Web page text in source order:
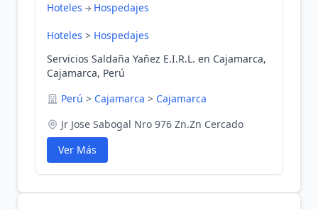
Hoteles Hospedajes
Hoteles > Hospedajes
Servicios Saldaña Yañez E.I.R.L. en Cajamarca,
Cajamarca, Perú
Perú > Cajamarca > Cajamarca
Jr Jose Sabogal Nro 976 Zn.Zn Cercado
Ver Más